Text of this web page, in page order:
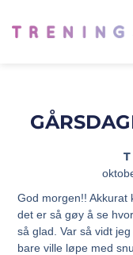
God morgen!! Akkurat
det er så gøy å se
så glad. Var så vidt
bare ville løpe med